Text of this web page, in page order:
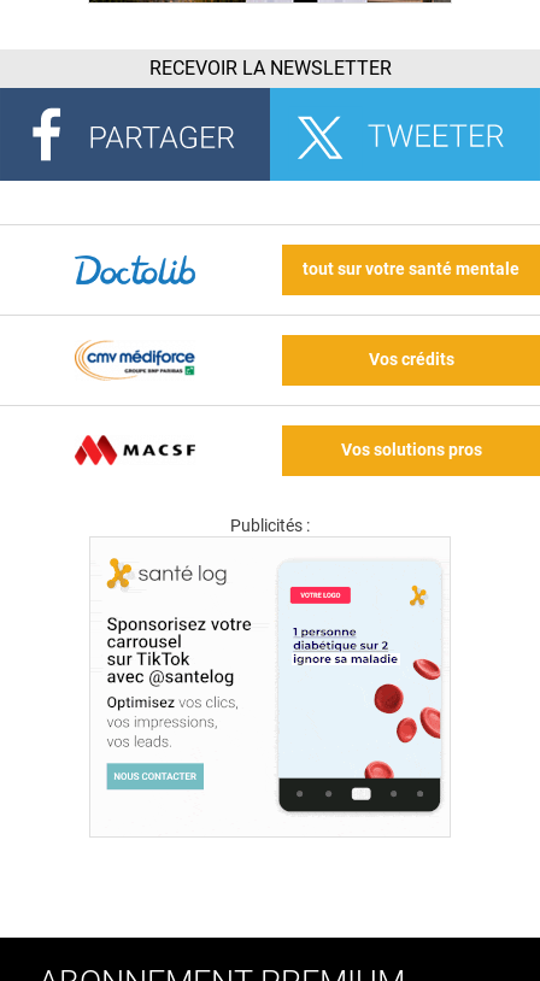
RECEVOIR LA NEWSLETTER
tout sur votre santé mentale
Vos crédits
Vos solutions pros
Publicités :